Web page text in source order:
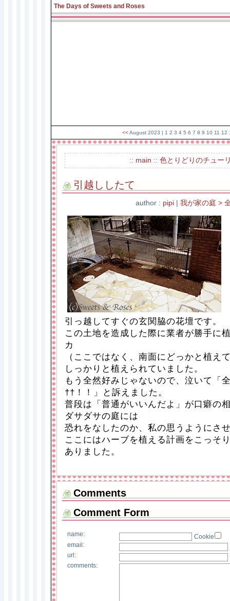
The Days of Sweets and Roses
<< August 2023 | 1 2 3 4 5 6 7 8 9 10 11 12
:: main :: 色とりどりのチュー
引越ししたて
author : pipi 我が家の庭 >
引っ越してすぐの玄関脇の花壇です。
この土地を造成した際に業者が勝手に
カ
（ここではなく、南面にどっかと植え
しっかりと植えられていました。
もう全然好みじゃないので、泣いて「
††！！」と訴えました。
普段は「普通がいいんだよ」が口癖の
ダサダサの庭には
恐れをなしたのか、私の思うようにさ
ここにはハーブを植える計画をこっそ
ありました。
Comments
Comment Form
name:
Cookie
email:
url:
comments: